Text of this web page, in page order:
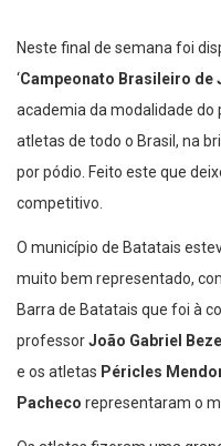
Neste final de semana foi
Campeonato Brasileiro de
academia da modalidade do
atletas de todo o Brasil, na
por pódio. Feito este que
competitivo.
O município de Batatais
muito bem representado,
Barra de Batatais que foi à
professor João Gabriel
e os atletas Péricles
Pacheco representaram o